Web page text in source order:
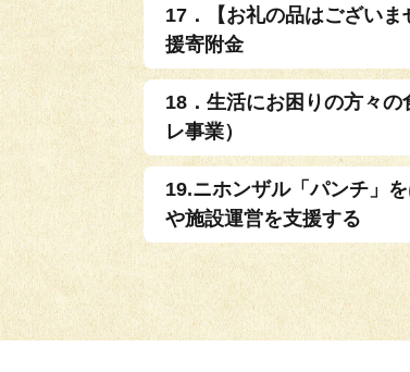
17．【お礼の品はござい
援寄附金
18．生活にお困りの方々
レ事業）
19.ニホンザル「パンチ」
や施設運営を支援する